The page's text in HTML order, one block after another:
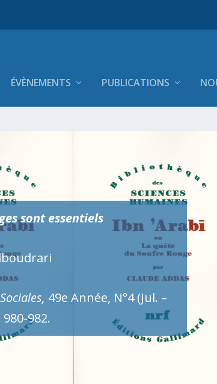
ÉVÈNEMENTS PUBLICATIONS
sont essentiels
49e Année, N°4 (Jul. –
982.